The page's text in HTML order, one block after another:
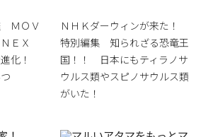
ＭＯＶ
ＥＸ
化！
ＮＨＫダーウィンが来た！
特別編集 知られざる恐竜王
国！！ 日本にもティラノサ
ウルス類やスピノサウルス類
がいた！